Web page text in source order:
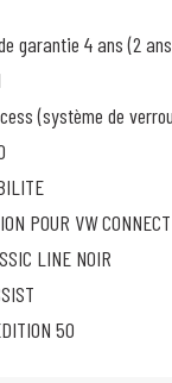
garantie 4 ans (2
(système de
POUR VW CONNECT
LINE NOIR
50